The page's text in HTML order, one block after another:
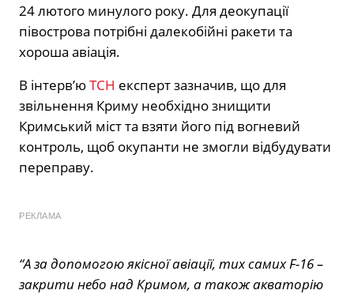
24 лютого минулого року. Для деокупації
півострова потрібні далекобійні ракети та
хороша авіація.
В інтервʼюТСН експерт зазначив, що для
звільнення Криму необхідно знищити
Кримський міст та взяти його під вогневий
контроль, щоб окупанти не змогли відбудувати
переправу.
РЕКЛАМА
“А за допомогою якісної авіації, тих самих F-16 –
закрити небо над Кримом, а також акваторію